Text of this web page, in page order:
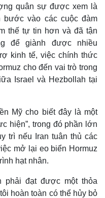
Video
Ảnh
E-Magazine
Infographic
quân sự được xem là
bước vào các cuộc đàm
thế tự tin hơn và đã tận
để giành được nhiều
kinh tế, việc chính thức
cho đến vai trò trong
Israel và Hezbollah tại
Mỹ cho biết đây là một
hiện”, trong đó phần lớn
trì nếu Iran tuân thủ các
mở lại eo biển Hormuz
hạt nhân.
phải đạt được một thỏa
hoàn toàn có thể hủy bỏ